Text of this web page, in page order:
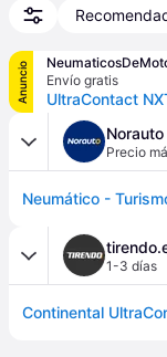
Anuncio
Envío gratis
Norauto
Precio
1-3 días